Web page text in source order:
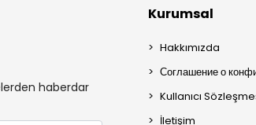
haberdar
Kurumsal
Hakkımızda
Соглашение о
Kullanıcı
İletişim